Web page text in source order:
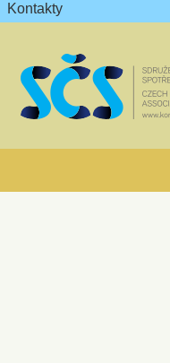
Kontakty